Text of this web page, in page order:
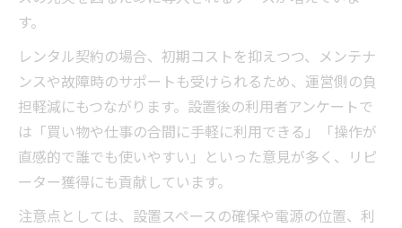
す。
レンタル契約の場合、初期コストを抑えつつ、メンテナ
ンスや故障時のサポートも受けられるため、運営側の負
担軽減にもつながります。設置後の利用者アンケートで
は「買い物や仕事の合間に手軽に利用できる」「操作が
直感的で誰でも使いやすい」といった意見が多く、リピ
ーター獲得にも貢献しています。
注意点としては、設置スペースの確保や電源の位置、利